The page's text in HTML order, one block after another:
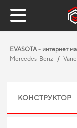
EVASOTA - интернет
Mercedes-Benz
КОНСТРУКТОР